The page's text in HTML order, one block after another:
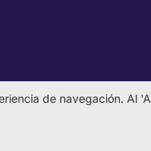
de navegación. Al